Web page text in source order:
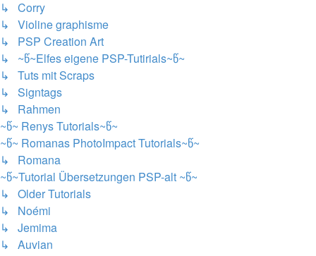
↳ Corry
↳ Violine graphisme
↳ PSP Creation Art
↳ ~წ~Elfes eigene PSP-Tutirials~წ~
↳ Tuts mit Scraps
↳ Signtags
↳ Rahmen
~წ~ Renys Tutorials~წ~
~წ~ Romanas PhotoImpact Tutorials~წ~
↳ Romana
~წ~Tutorial Übersetzungen PSP-alt ~წ~
↳ Older Tutorials
↳ Noémi
↳ Jemima
↳ Auvian